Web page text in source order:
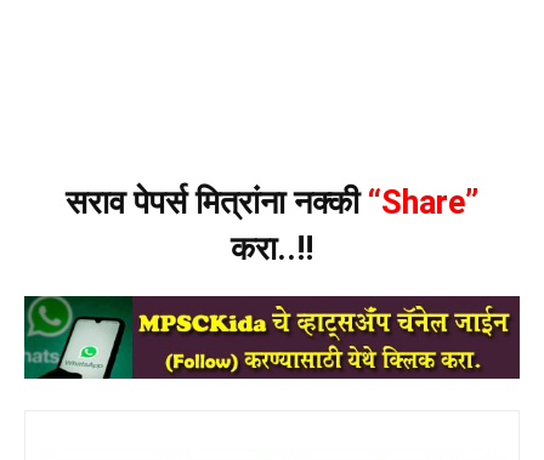
सराव पेपर्स मित्रांना नक्की“Share”
करा..!!